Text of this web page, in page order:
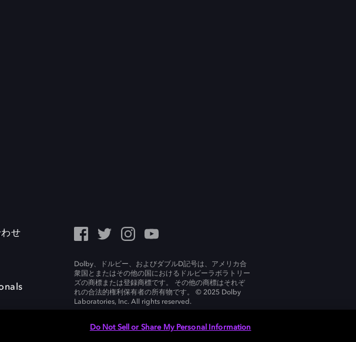
せ
Dolby、ドルビー、およびダブルD記号は、アメリカ合
衆国とまたはその他の国におけるドルビーラボラトリー
ズの商標または登録商標です。 その他の商標はそれぞ
れの合法的権利保有者の所有物です。 © 2025 Dolby
Laboratories, Inc. All rights reserved.
Do Not Sell or Share My Personal Information